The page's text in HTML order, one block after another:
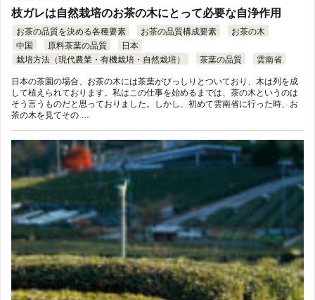
枝ガレは自然栽培のお茶の木にとって必要な自浄作用
お茶の品質を決める各種要素 お茶の品質構成要素
お茶の木
中国
原料茶葉の品質
日本
栽培方法（現代農業・有機栽培・自然栽培）
茶葉の品質 雲南省
日本の茶園の場合、お茶の木には茶葉がびっしりとついており、木は列を成
して植えられております。私はこの仕事を始めるまでは、茶の木というのは
そう言うものだと思っておりました。しかし、初めて雲南省に行った時、お
茶の木を見てその …